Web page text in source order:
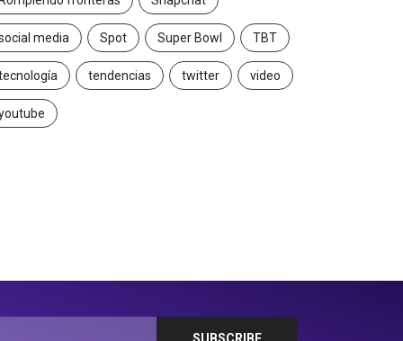
media Spot Super Bowl TBT
tendencias twitter video